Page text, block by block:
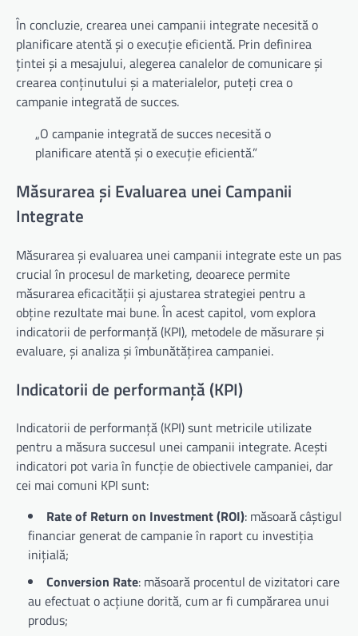
În concluzie, crearea unei campanii integrate necesită o
planificare atentă și o execuție eficientă. Prin definirea
țintei și a mesajului, alegerea canalelor de comunicare și
crearea conținutului și a materialelor, puteți crea o
campanie integrată de succes.
„O campanie integrată de succes necesită o
planificare atentă și o execuție eficientă.”
Măsurarea și Evaluarea unei Campanii
Integrate
Măsurarea și evaluarea unei campanii integrate este un pas
crucial în procesul de marketing, deoarece permite
măsurarea eficacității și ajustarea strategiei pentru a
obține rezultate mai bune. În acest capitol, vom explora
indicatorii de performanță (KPI), metodele de măsurare și
evaluare, și analiza și îmbunătățirea campaniei.
Indicatorii de performanță (KPI)
Indicatorii de performanță (KPI) sunt metricile utilizate
pentru a măsura succesul unei campanii integrate. Acești
indicatori pot varia în funcție de obiectivele campaniei, dar
cei mai comuni KPI sunt:
Rate of Return on Investment (ROI): măsoară câștigul
financiar generat de campanie în raport cu investiția
inițială;
Conversion Rate: măsoară procentul de vizitatori care
au efectuat o acțiune dorită, cum ar fi cumpărarea unui
produs;